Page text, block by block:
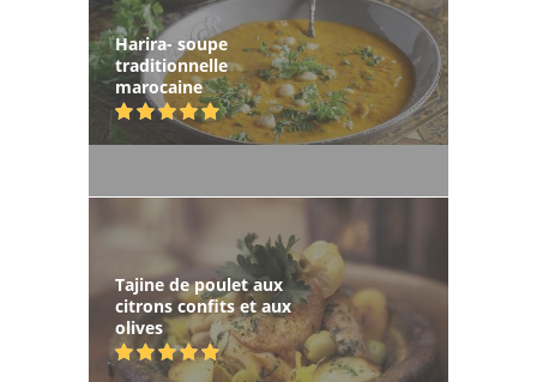
Harira- soupe
traditionnelle
marocaine
Tajine de poulet aux
citrons confits et aux
olives